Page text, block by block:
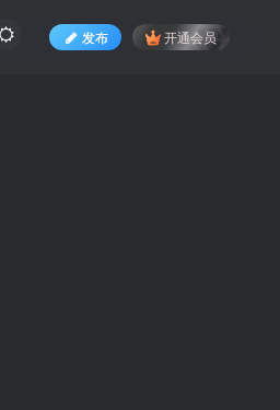
发布 开通会员